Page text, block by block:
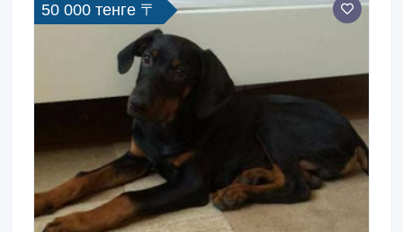
50 000 тенге 〒